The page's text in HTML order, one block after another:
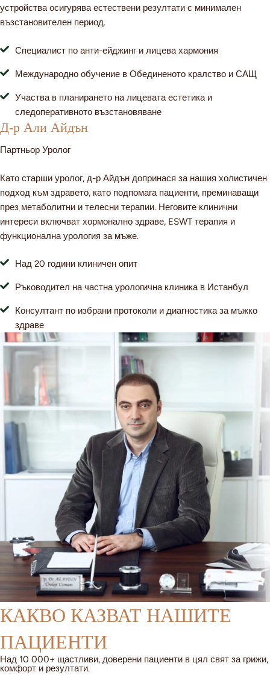
устройства осигурява естествени резултати с минимален
възстановителен период.
Специалист по анти-ейджинг и лицева хармония
Международно обучение в Обединеното кралство и САЩ
Участва в планирането на лицевата естетика и
следоперативното възстановяване
Д-р Али Айдън
Партньор Уролог
Като старши уролог, д-р Айдън допринася за нашия холистичен
подход към здравето, като подпомага пациенти, преминаващи
през метаболитни и телесни терапии. Неговите клинични
интереси включват хормонално здраве, ESWT терапия и
функционална урология за мъже.
Над 20 години клиничен опит
Ръководител на частна урологична клиника в Истанбул
Консултант по избрани протоколи и диагностика за мъжко
здраве
КАКВО КАЗВАТ НАШИТЕ
ПАЦИЕНТИ
Над 10 000+ щастливи, доверени пациенти в цял свят за грижи,
комфорт и резултати.